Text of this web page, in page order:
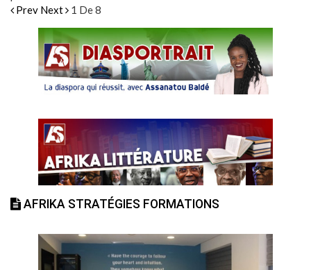
Prev Next 1 De 8
AFRIKA STRATÉGIES FORMATIONS